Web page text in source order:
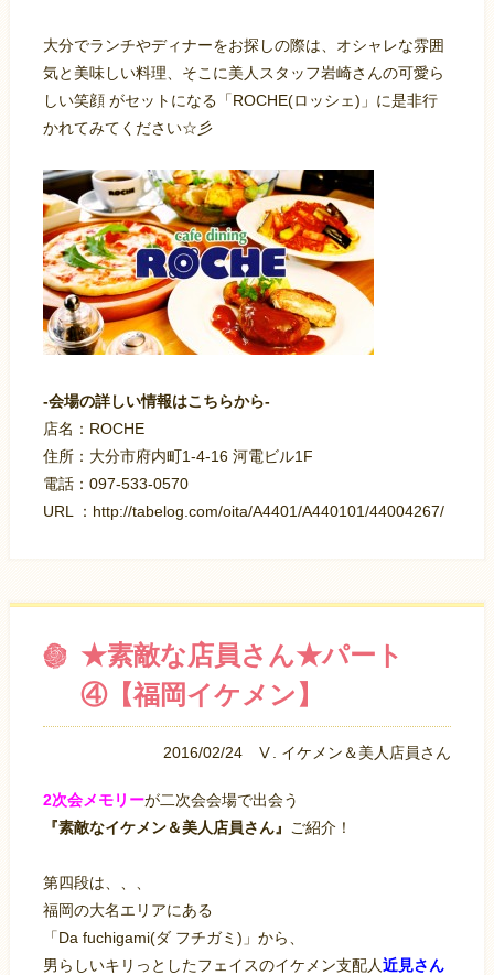
大分でランチやディナーをお探しの際は、オシャレな雰囲
気と美味しい料理、そこに美人スタッフ岩崎さんの可愛ら
しい笑顔 がセットになる「ROCHE(ロッシェ)」に是非行
かれてみてください☆彡
-会場の詳しい情報はこちらから-
店名：ROCHE
住所：大分市府内町1-4-16 河電ビル1F
電話：097-533-0570
URL ：http://tabelog.com/oita/A4401/A440101/44004267/
★素敵な店員さん★パート
④【福岡イケメン】
2016/02/24 Ⅴ. イケメン＆美人店員さん
2次会メモリーが二次会会場で出会う
『素敵なイケメン＆美人店員さん』
ご紹介！
第四段は、、、
福岡の大名エリアにある
「Da fuchigami(ダ フチガミ)」から、
男らしいキリっとしたフェイスのイケメン支配人近見さん